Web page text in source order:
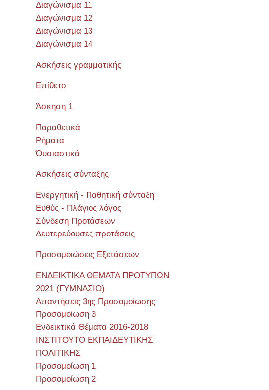
Διαγώνισμα 11
Διαγώνισμα 12
Διαγώνισμα 13
Διαγώνισμα 14
Ασκήσεις γραμματικής
Επίθετο
Άσκηση 1
Παραθετικά
Ρήματα
Όυσιαστικά
Ασκήσεις σύνταξης
Ενεργητική - Παθητική σύνταξη
Ευθύς - Πλάγιος λόγος
Σύνδεση Προτάσεων
Δευτερεύουσες προτάσεις
Προσομοιώσεις Εξετάσεων
ΕΝΔΕΙΚΤΙΚΑ ΘΕΜΑΤΑ ΠΡΟΤΥΠΩΝ
2021 (ΓΥΜΝΑΣΙΟ)
Απαντήσεις 3ης Προσομοίωσης
Προσομοίωση 3
Ενδεικτικά Θέματα 2016-2018
ΙΝΣΤΙΤΟΥΤΟ ΕΚΠΑΙΔΕΥΤΙΚΗΣ
ΠΟΛΙΤΙΚΗΣ
Προσομοίωση 1
Προσομοίωση 2